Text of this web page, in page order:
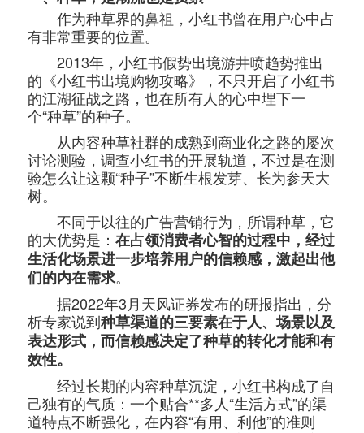
作为种草界的鼻祖，小红书曾在用户心中占
有非常重要的位置。
2013年，小红书假势出境游井喷趋势推出
的《小红书出境购物攻略》，不只开启了小红书
的江湖征战之路，也在所有人的心中埋下一
个“种草”的种子。
从内容种草社群的成熟到商业化之路的屡次
讨论测验，调查小红书的开展轨道，不过是在测
验怎么让这颗“种子”不断生根发芽、长为参天大
树。
不同于以往的广告营销行为，所谓种草，它
的大优势是： 在占领消费者心智的过程中，经过
生活化场景进一步培养用户的信赖感，激起出他
们的内在需求。
据2022年3月天风证券发布的研报指出，分
析专家说到种草渠道的三要素在于人、场景以及
表达形式，而信赖感决定了种草的转化才能和有
效性。
经过长期的内容种草沉淀，小红书构成了自
己独有的气质：一个贴合**多人“生活方式”的渠
道特点不断强化，在内容“有用、利他”的准则